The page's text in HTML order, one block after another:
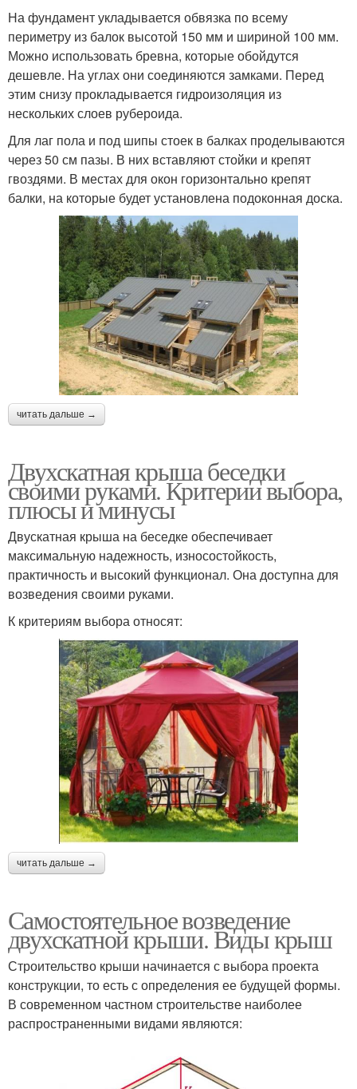
На фундамент укладывается обвязка по всему
периметру из балок высотой 150 мм и шириной 100 мм.
Можно использовать бревна, которые обойдутся
дешевле. На углах они соединяются замками. Перед
этим снизу прокладывается гидроизоляция из
нескольких слоев рубероида.
Для лаг пола и под шипы стоек в балках проделываются
через 50 см пазы. В них вставляют стойки и крепят
гвоздями. В местах для окон горизонтально крепят
балки, на которые будет установлена подоконная доска.
читать дальше →
Двухскатная крыша беседки
своими руками. Критерии выбора,
плюсы и минусы
Двускатная крыша на беседке обеспечивает
максимальную надежность, износостойкость,
практичность и высокий функционал. Она доступна для
возведения своими руками.
К критериям выбора относят:
читать дальше →
Самостоятельное возведение
двухскатной крыши. Виды крыш
Строительство крыши начинается с выбора проекта
конструкции, то есть с определения ее будущей формы.
В современном частном строительстве наиболее
распространенными видами являются: